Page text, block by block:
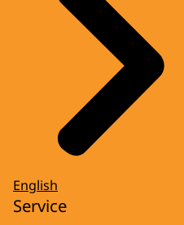
English
Service